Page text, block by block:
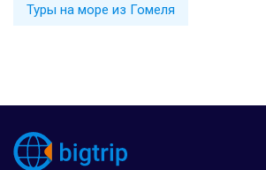
Туры на море из Гомеля